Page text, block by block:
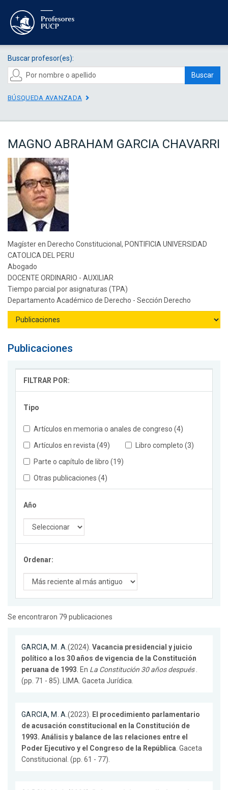
Buscar profesor(es):
Buscar
BÚSQUEDA AVANZADA
MAGNO ABRAHAM GARCIA CHAVARRI
Magíster en Derecho Constitucional, PONTIFICIA UNIVERSIDAD
CATOLICA DEL PERU
Abogado
DOCENTE ORDINARIO - AUXILIAR
Tiempo parcial por asignaturas (TPA)
Departamento Académico de Derecho - Sección Derecho
Publicaciones
FILTRAR POR:
Tipo
Artículos en memoria o anales de congreso (4)
Artículos en revista (49)
Libro completo (3)
Parte o capítulo de libro (19)
Otras publicaciones (4)
Año
Ordenar:
Se encontraron 79 publicaciones
GARCIA, M. A.(2024). Vacancia presidencial y juicio
político a los 30 años de vigencia de la Constitución
peruana de 1993. En La Constitución 30 años después.
(pp. 71 - 85). LIMA. Gaceta Jurídica.
GARCIA, M. A.(2023). El procedimiento parlamentario
de acusación constitucional en la Constitución de
1993. Análisis y balance de las relaciones entre el
Poder Ejecutivo y el Congreso de la República. Gaceta
Constitucional. (pp. 61 - 77).